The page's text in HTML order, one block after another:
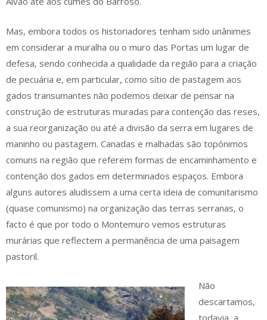
Mas, embora todos os historiadores tenham sido unânimes
em considerar a muralha ou o muro das Portas um lugar de
defesa, sendo conhecida a qualidade da região para a criação
de pecuária e, em particular, como sítio de pastagem aos
gados transumantes não podemos deixar de pensar na
construção de estruturas muradas para contenção das reses,
a sua reorganização ou até a divisão da serra em lugares de
maninho ou pastagem. Canadas e malhadas são topónimos
comuns na região que referem formas de encaminhamento e
contenção dos gados em determinados espaços. Embora
alguns autores aludissem a uma certa ideia de comunitarismo
(quase comunismo) na organização das terras serranas, o
facto é que por todo o Montemuro vemos estruturas
murárias que reflectem a permanência de uma paisagem
pastoril.
Não
descartamos,